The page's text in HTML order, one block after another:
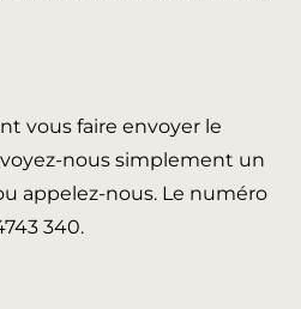
vous faire envoyer le
nous simplement un
appelez-nous. Le numéro
340.